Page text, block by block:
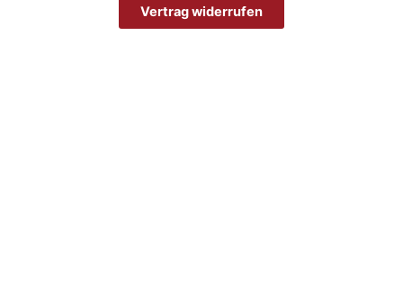
Vertrag widerrufen